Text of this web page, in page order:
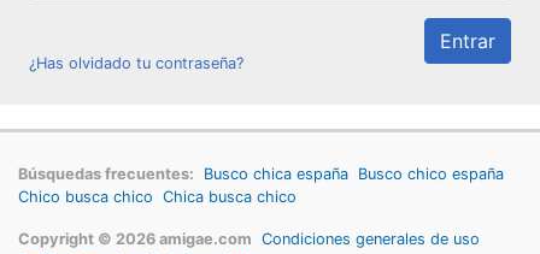
¿Has olvidado tu contraseña?
Búsquedas frecuentes: Busco chica españa Busco chico españa
Chico busca chico Chica busca chico
Copyright © 2026 amigae.com Condiciones generales de uso